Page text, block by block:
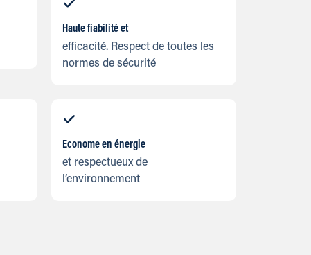
Haute fiabilité et
efficacité. Respect de toutes les
normes de sécurité
Econome en énergie
et respectueux de
l’environnement